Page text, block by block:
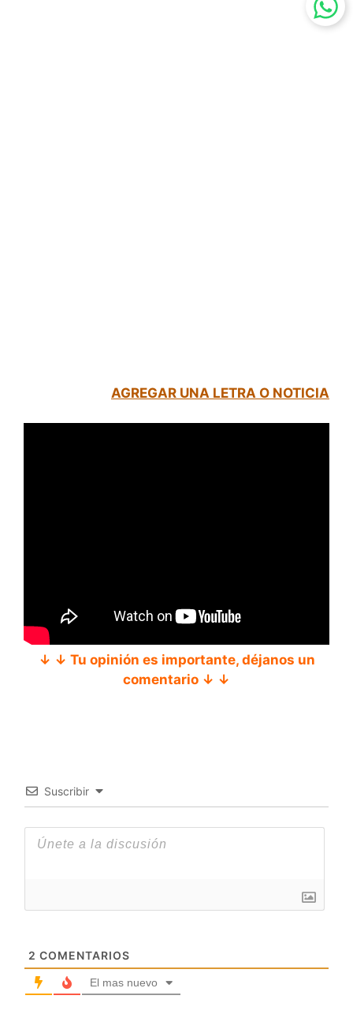
AGREGAR UNA LETRA O NOTICIA
↓ ↓ Tu opinión es importante, déjanos un
comentario ↓ ↓
Suscribir
2 COMENTARIOS
El mas nuevo